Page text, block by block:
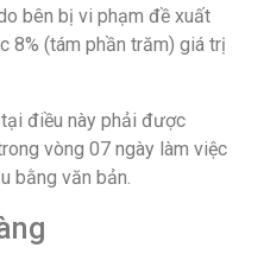
bên bị vi phạm đề xuất
8% (tám phần trăm) giá trị
điều này phải được
vòng 07 ngày làm việc
bằng văn bản.